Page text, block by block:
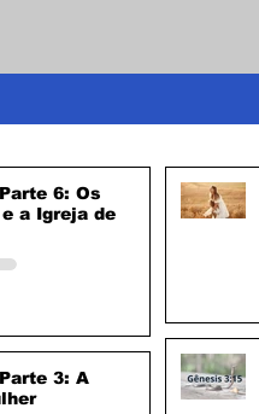
6: Os
a Igreja de
3: A